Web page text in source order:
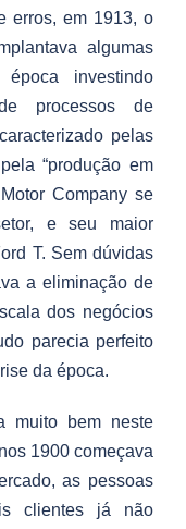
erros, em 1913, o
algumas
investindo
processos de
pelas
“produção em
Company se
e seu maior
T. Sem dúvidas
a eliminação de
dos negócios
parecia perfeito
da época.
muito bem neste
1900 começava
as pessoas
clientes já não